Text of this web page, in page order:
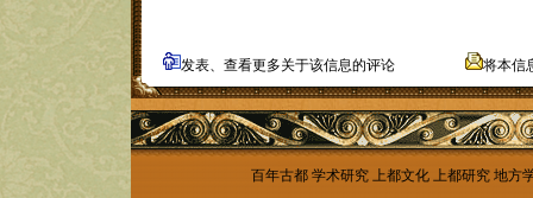
发表、查看更多关于该信息的评论 将本信
百年古都 学术研究 上都文化 上都研究 地方